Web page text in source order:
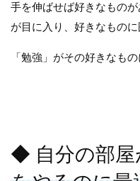
手を伸ばせば好きなもの
が目に入り、好きなもの
「勉強」がその好きなも
◆ 自分の部屋